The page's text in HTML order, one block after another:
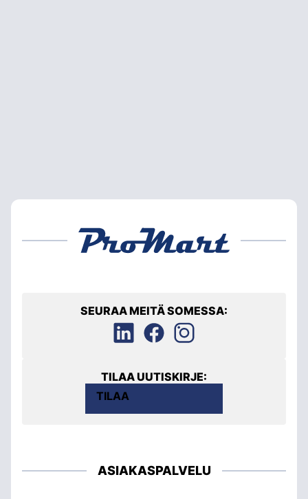
SEURAA MEITÄ SOMESSA:
TILAA UUTISKIRJE:
TILAA
ASIAKASPALVELU